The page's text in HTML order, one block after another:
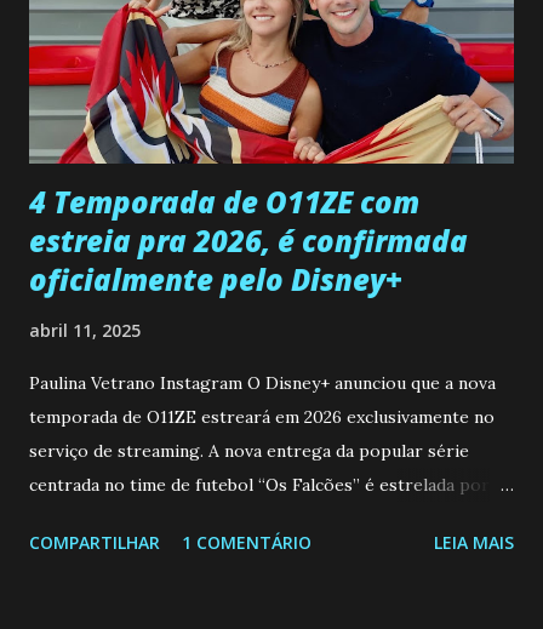
Rogerio consegue se livrar de todas as suspeitas pelo
desaparecimento de Francisco, apontando que ele poderia
ter sido vítima da fúria de Gabriel. Artur informa a Gabriel
que a clínica inseminou por engano outra paciente, que está
...
4 Temporada de O11ZE com
estreia pra 2026, é confirmada
oficialmente pelo Disney+
abril 11, 2025
Paulina Vetrano Instagram O Disney+ anunciou que a nova
temporada de O11ZE estreará em 2026 exclusivamente no
serviço de streaming. A nova entrega da popular série
centrada no time de futebol “Os Falcões” é estrelada por
Brum (Dedé), que voltam a interpretar seus personagens
COMPARTILHAR 1 COMENTÁRIO LEIA MAIS